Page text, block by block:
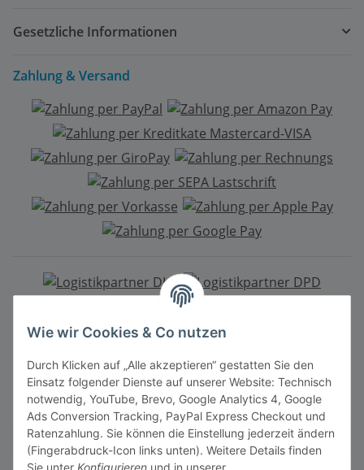
Wie wir Cookies & Co nutzen
Durch Klicken auf „Alle akzeptieren“ gestatten Sie den
Einsatz folgender Dienste auf unserer Website: Technisch
notwendig, YouTube, Brevo, Google Analytics 4, Google
Ads Conversion Tracking, PayPal Express Checkout und
Ratenzahlung. Sie können die Einstellung jederzeit ändern
(Fingerabdruck-Icon links unten). Weitere Details finden
Sie unter Konfigurieren und in unserer
Gesetzliche Informationen
Zahlung & Versand
Vertrag widerrufen